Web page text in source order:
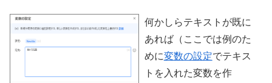
何かしらテキストが既に
あれば（ここでは例のた
めに変数の設定でテキス
トを入れた変数を作